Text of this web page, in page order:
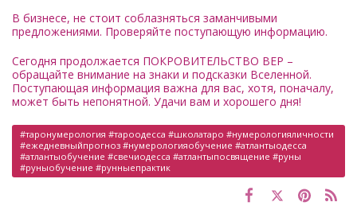
В бизнесе, не стоит соблазняться заманчивыми
предложениями. Проверяйте поступающую информацию.
Сегодня продолжается ПОКРОВИТЕЛЬСТВО ВЕР –
обращайте внимание на знаки и подсказки Вселенной.
Поступающая информация важна для вас, хотя, поначалу,
может быть непонятной. Удачи вам и хорошего дня!
#таронумерология #тароодесса #школатаро #нумерологияличности
#ежедневныйпрогноз #нумерологияобучение #атлантыодесса
#атлантыобучение #свечиодесса #атлантыпосвящение #руны
#руныобучение #рунныепрактик